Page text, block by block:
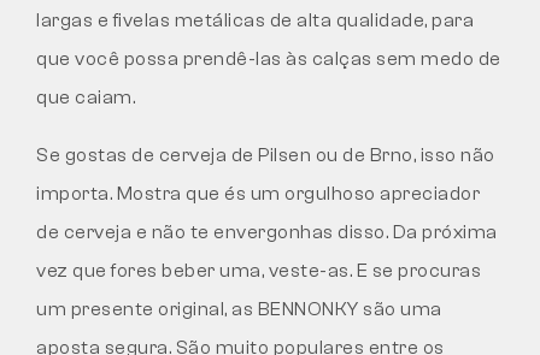
largas e fivelas metálicas de alta qualidade, para
que você possa prendê-las às calças sem medo de
que caiam.
Se gostas de cerveja de Pilsen ou de Brno, isso não
importa. Mostra que és um orgulhoso apreciador
de cerveja e não te envergonhas disso. Da próxima
vez que fores beber uma, veste-as. E se procuras
um presente original, as BENNONKY são uma
aposta segura. São muito populares entre os